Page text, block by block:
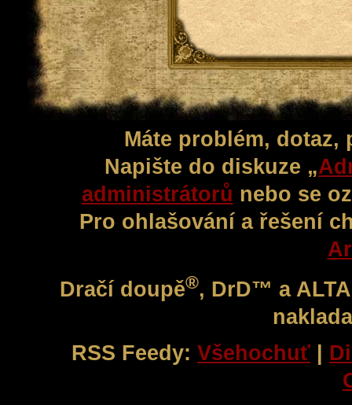
Máte problém,
Napište do diskuze „
administrátorů nebo se
Pro ohlašování a řešení
Dračí doupě®, DrD™ a
RSS Feedy: Všehochuť |